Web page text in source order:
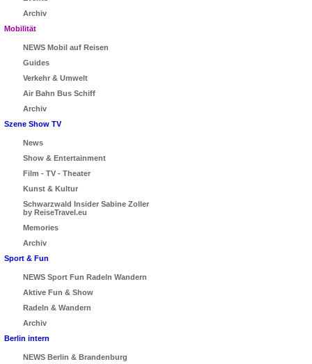
Archiv
Mobilität
NEWS Mobil auf Reisen
Guides
Verkehr & Umwelt
Air Bahn Bus Schiff
Archiv
Szene Show TV
News
Show & Entertainment
Film - TV - Theater
Kunst & Kultur
Schwarzwald Insider Sabine Zoller
by ReiseTravel.eu
Memories
Archiv
Sport & Fun
NEWS Sport Fun Radeln Wandern
Aktive Fun & Show
Radeln & Wandern
Archiv
Berlin intern
NEWS Berlin & Brandenburg